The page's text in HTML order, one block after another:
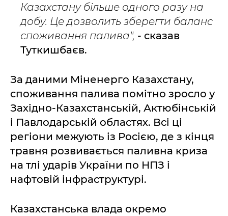
Казахстану більше одного разу на
добу. Це дозволить зберегти баланс
споживання палива", - сказав
Туткишбаєв.
За даними Міненерго Казахстану,
споживання палива помітно зросло у
Західно-Казахстанській, Актюбінській
і Павлодарській областях. Всі ці
регіони межують із Росією, де з кінця
травня розвивається паливна криза
на тлі ударів України по НПЗ і
нафтовій інфраструктурі.
Казахстанська влада окремо